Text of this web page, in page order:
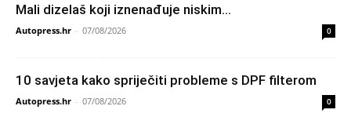
Mali dizelaš koji iznenađuje niskim...
Autopress.hr - 07/08/2026 0
10 savjeta kako spriječiti probleme s DPF filterom
Autopress.hr - 07/08/2026 0